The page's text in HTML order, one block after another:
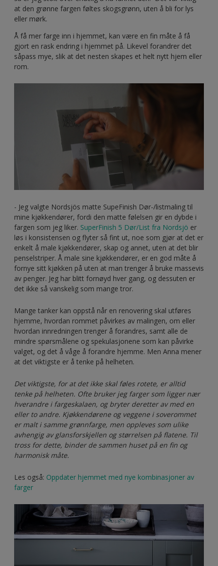
at den grønne fargen føltes skogsgrønn, uten å bli for lys
eller mørk.
Å få mer farge inn i hjemmet, kan være en fin måte å få
gjort en rask endring i hjemmet på. Likevel forandrer det
såpass mye, slik at det nesten skapes et helt nytt hjem eller
rom.
- Jeg valgte Nordsjös matte SupeFinish Dør-/listmaling til
mine kjøkkendører, fordi den matte følelsen gir en dybde i
fargen som jeg liker. SuperFinish 5 Dør/List fra Nordsjö er
løs i konsistensen og flyter så fint ut, noe som gjør at det er
enkelt å male kjøkkendører, skap og annet, uten at det blir
penselstriper. Å male sine kjøkkendører, er en god måte å
fornye sitt kjøkken på uten at man trenger å bruke massevis
av penger. Jeg har blitt fornøyd hver gang, og dessuten er
det ikke så vanskelig som mange tror.
Mange tanker kan oppstå når en renovering skal utføres
hjemme, hvordan rommet påvirkes av malingen, om eller
hvordan innredningen trenger å forandres, samt alle de
mindre spørsmålene og spekulasjonene som kan påvirke
valget, og det å våge å forandre hjemme. Men Anna mener
at det viktigste er å tenke på helheten.
Det viktigste, for at det ikke skal føles rotete, er alltid
tenke på helheten. Ofte bruker jeg farger som ligger nær
hverandre i fargeskalaen, og bryter deretter av med en
eller to andre. Kjøkkendørene og veggene i soverommet
er malt i samme grønnfarge, men oppleves som ulike
avhengig av glansforskjellen og størrelsen på flatene. Til
tross for dette, binder de sammen huset på en fin og
harmonisk måte.
Les også: Oppdater hjemmet med nye kombinasjoner av
farger